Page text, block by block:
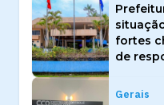
fortes
de
Gerais